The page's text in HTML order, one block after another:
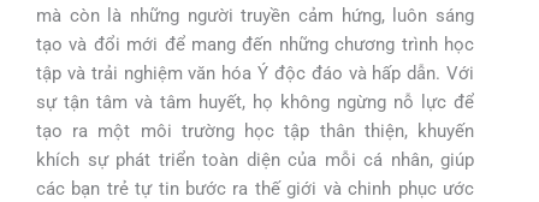
mà còn là những người truyền cảm hứng, luôn sáng
tạo và đổi mới để mang đến những chương trình học
tập và trải nghiệm văn hóa Ý độc đáo và hấp dẫn. Với
sự tận tâm và tâm huyết, họ không ngừng nỗ lực để
tạo ra một môi trường học tập thân thiện, khuyến
khích sự phát triển toàn diện của mỗi cá nhân, giúp
các bạn trẻ tự tin bước ra thế giới và chinh phục ước